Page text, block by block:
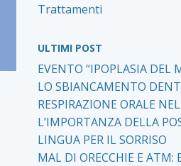
Trattamenti
ULTIMI POST
EVENTO “IPOPLASIA DEL
LO SBIANCAMENTO
RESPIRAZIONE ORALE
L’IMPORTANZA DELLA
LINGUA PER IL SORRISO
MAL DI ORECCHIE E ATM: